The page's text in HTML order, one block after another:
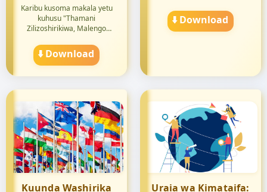
Karibu kusoma makala yetu
kuhusu "Thamani
Zilizoshirikiwa, Malengo
⬇️ Download
⬇️ Download
Kuunda Washirika
Uraia wa Kimataifa: